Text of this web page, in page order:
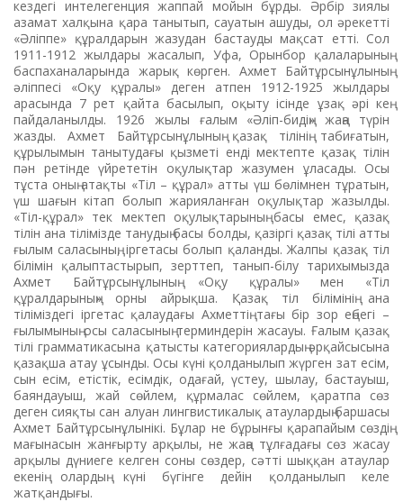
кездегі интелегенция жаппай мойын бұрды. Әрбір зиялы
азамат халқына қара танытып, сауатын ашуды, ол әрекетті
«Әліппе» құралдарын жазудан бастауды мақсат етті. Сол
1911-1912 жылдары жасалып, Уфа, Орынбор қалаларының
баспаханаларында жарық көрген. Ахмет Байтұрсынұлының
әліппесі «Оқу құралы» деген атпен 1912-1925 жылдары
арасында 7 рет қайта басылып, оқыту ісінде ұзақ әрі кең
пайдаланылды. 1926 жылы ғалым «Әліп-бидің» жаңа түрін
жазды. Ахмет Байтұрсынұлының қазақ тілінің табиғатын,
құрылымын танытудағы қызметі енді мектепте қазақ тілін
пән ретінде үйрететін оқулықтар жазумен ұласады. Осы
тұста оның атақты «Тіл – құрал» атты үш бөлімнен тұратын,
үш шағын кітап болып жарияланған оқулықтар жазылды.
«Тіл-құрал» тек мектеп оқулықтарының басы емес, қазақ
тілін ана тілімізде танудың басы болды, қазіргі қазақ тілі атты
ғылым саласының, іргетасы болып қаланды. Жалпы қазақ тіл
білімін қалыптастырып, зерттеп, танып-білу тарихымызда
Ахмет Байтұрсынұлының «Оқу құралы» мен «Тіл
құралдарының» орны айрықша. Қазақ тіл білімінің ана
тіліміздегі іргетас қалаудағы Ахметтің тағы бір зор еңбегі –
ғылымының осы саласының терминдерін жасауы. Ғалым қазақ
тілі грамматикасына қатысты категориялардың әрқайсысына
қазақша атау ұсынды. Осы күні қолданылып жүрген зат есім,
сын есім, етістік, есімдік, одағай, үстеу, шылау, бастауыш,
баяндауыш, жай сөйлем, құрмалас сөйлем, қаратпа сөз
деген сияқты сан алуан лингвистикалық атаулардың баршасы
Ахмет Байтұрсынұлынікі. Бұлар не бұрынғы қарапайым сөздің
мағынасын жанғырту арқылы, не жаңа тұлғадағы сөз жасау
арқылы дүниеге келген соны сөздер, сәтті шыққан атаулар
екенің олардың күні бүгінге дейін қолданылып келе
жатқандығы.